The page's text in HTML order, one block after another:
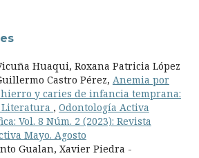
Huaqui, Roxana Patricia López
Castro Pérez, Anemia por
y caries de infancia temprana:
Literatura , Odontología Activa
Vol. 8 Núm. 2 (2023): Revista
Mayo. Agosto
Gualan, Xavier Piedra -